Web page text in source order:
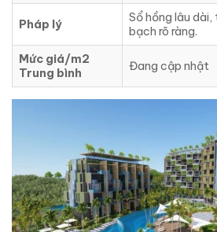
Pháp lý
Sổ hồng lâu dài,
bạch rõ ràng.
Mức giá/m2
Trung bình
Đang cập nhật